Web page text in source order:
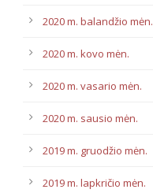
2020 m. balandžio mėn.
2020 m. kovo mėn.
2020 m. vasario mėn.
2020 m. sausio mėn.
2019 m. gruodžio mėn.
2019 m. lapkričio mėn.